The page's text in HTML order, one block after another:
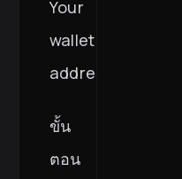
Your
wallet
address
ขั้น
ตอน